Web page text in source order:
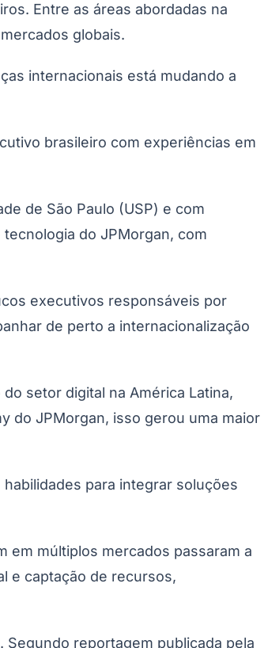
Palmeiras
Entre as áreas abordadas na
globais.
internacionais está mudando a
brasileiro com experiências em
de São Paulo (USP) e com
do JPMorgan, com
executivos responsáveis por
de perto a internacionalização
setor digital na América Latina,
do JPMorgan, isso gerou uma maior
para integrar soluções
em múltiplos mercados passaram a
e captação de recursos,
reportagem publicada pela